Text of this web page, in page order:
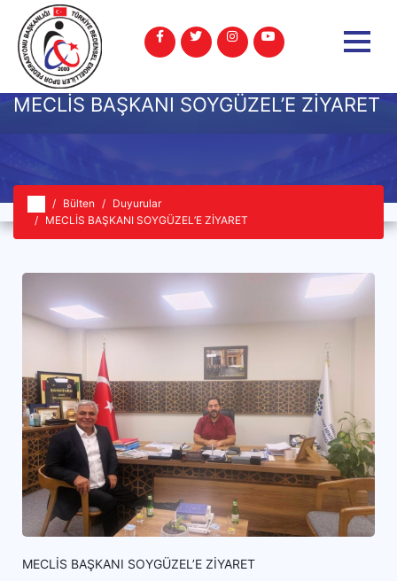
MECLİS BAŞKANI SOYGÜZEL’E ZİYARET
Bülten
Duyurular
MECLİS BAŞKANI SOYGÜZEL’E ZİYARET
MECLİS BAŞKANI SOYGÜZEL’E ZİYARET